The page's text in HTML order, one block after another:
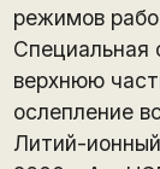
режимов
Специальная
верхнюю
ослепление
Литий-